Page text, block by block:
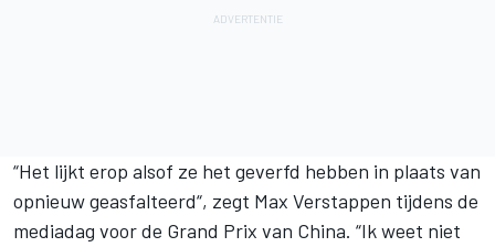
“Het lijkt erop alsof ze het geverfd hebben in plaats van
opnieuw geasfalteerd“, zegt Max Verstappen tijdens de
mediadag voor de Grand Prix van China. “Ik weet niet